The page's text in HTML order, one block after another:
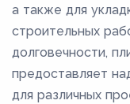
а также для
строительных
долговечности,
предоставляет
для различных